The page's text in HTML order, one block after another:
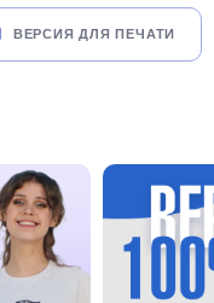
ВЕРСИЯ ДЛЯ ПЕЧАТИ